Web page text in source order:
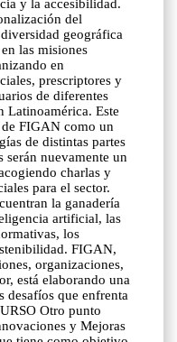
y la accesibilidad.
del
geográfica
las misiones
en
prescriptores y
de diferentes
Latinoamérica. Este
FIGAN como un
de distintas partes
serán nuevamente un
charlas y
para el sector.
la ganadería
artificial, las
los
FIGAN,
organizaciones,
está elaborando una
desafíos que enfrenta
Otro punto
y Mejoras